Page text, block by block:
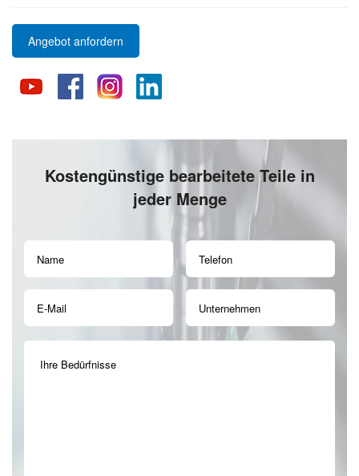
Angebot anfordern
Kostengünstige bearbeitete Teile in
jeder Menge